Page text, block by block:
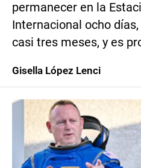
permanecer en la
Internacional ocho
casi tres meses, y es
Gisella López Lenci